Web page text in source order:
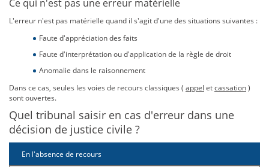
Ce qui n'est pas une erreur matérielle
L'erreur n'est pas matérielle quand il s'agit d'une des situations suivantes :
Faute d'appréciation des faits
Faute d'interprétation ou d'application de la règle de droit
Anomalie dans le raisonnement
Dans ce cas, seules les voies de recours classiques ( appel etcassation)
sont ouvertes.
Quel tribunal saisir en cas d'erreur dans une
décision de justice civile ?
En l'absence de recours